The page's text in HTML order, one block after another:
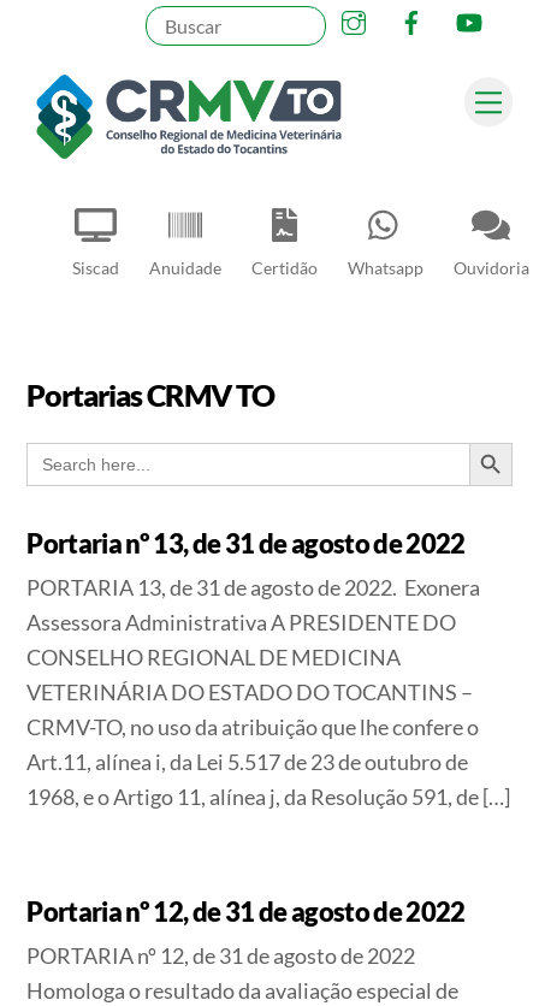
content
Siscad Anuidade Certidão Whatsapp Ouvidoria
InstagramFacebook
Pesquisar
Portarias CRMV TO
Search
for:
SEARCH
Portaria nº 13, de 31 de agosto de 2022
PORTARIA 13, de 31 de agosto de 2022. Exonera
Assessora Administrativa A PRESIDENTE DO
CONSELHO REGIONAL DE MEDICINA
VETERINÁRIA DO ESTADO DO TOCANTINS –
CRMV-TO, no uso da atribuição que lhe confere o
Art.11, alínea i, da Lei 5.517 de 23 de outubro de
1968, e o Artigo 11, alínea j, da Resolução 591, de […]
Portaria nº 12, de 31 de agosto de 2022
PORTARIA nº 12, de 31 de agosto de 2022 ​​
Homologa o resultado da avaliação especial de